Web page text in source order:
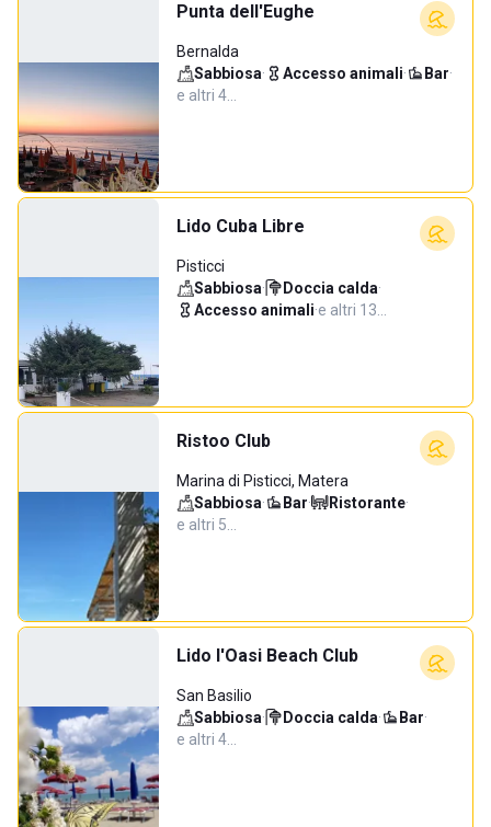
Punta dell'Eughe
Bernalda
Sabbiosa· Accesso animali· Bar·
e altri 4…
Lido Cuba Libre
Pisticci
Sabbiosa· Doccia calda·
Accesso animali·e altri 13…
Ristoo Club
Marina di Pisticci, Matera
Sabbiosa· Bar· Ristorante·
e altri 5…
Lido l'Oasi Beach Club
San Basilio
Sabbiosa· Doccia calda· Bar·
e altri 4…